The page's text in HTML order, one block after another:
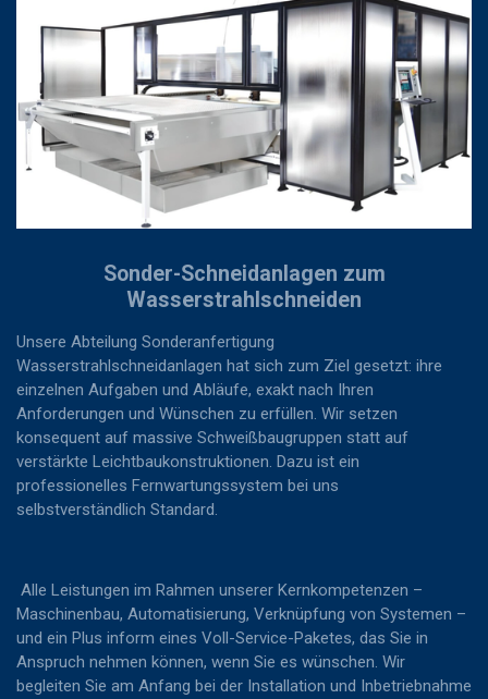
Sonder-Schneidanlagen zum
Wasserstrahlschneiden
Unsere Abteilung Sonderanfertigung
Wasserstrahlschneidanlagen hat sich zum Ziel gesetzt: ihre
einzelnen Aufgaben und Abläufe, exakt nach Ihren
Anforderungen und Wünschen zu erfüllen. Wir setzen
konsequent auf massive Schweißbaugruppen statt auf
verstärkte Leichtbaukonstruktionen. Dazu ist ein
professionelles Fernwartungssystem bei uns
selbstverständlich Standard.
Alle Leistungen im Rahmen unserer Kernkompetenzen –
Maschinenbau, Automatisierung, Verknüpfung von Systemen –
und ein Plus inform eines Voll-Service-Paketes, das Sie in
Anspruch nehmen können, wenn Sie es wünschen. Wir
begleiten Sie am Anfang bei der Installation und Inbetriebnahme